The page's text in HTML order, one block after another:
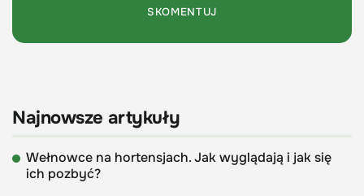
Najnowsze artykuły
Wełnowce na hortensjach. Jak wyglądają i jak się
ich pozbyć?